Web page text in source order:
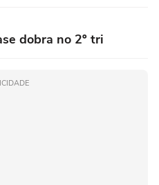
dobra no 2º tri